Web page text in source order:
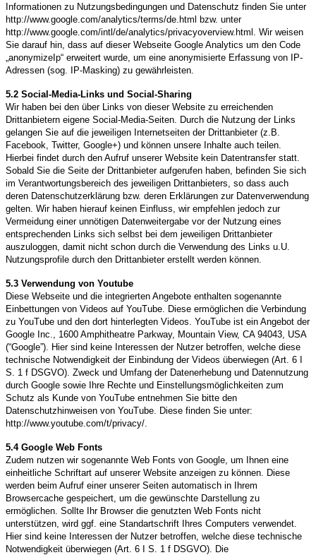
Informationen zu Nutzungsbedingungen und Datenschutz finden Sie unter
http://www.google.com/analytics/terms/de.html bzw. unter
http://www.google.com/intl/de/analytics/privacyoverview.html. Wir weisen
Sie darauf hin, dass auf dieser Webseite Google Analytics um den Code
„anonymizeIp“ erweitert wurde, um eine anonymisierte Erfassung von IP-
Adressen (sog. IP-Masking) zu gewährleisten.
5.2 Social-Media-Links und Social-Sharing
Wir haben bei den über Links von dieser Website zu erreichenden
Drittanbietern eigene Social-Media-Seiten. Durch die Nutzung der Links
gelangen Sie auf die jeweiligen Internetseiten der Drittanbieter (z.B.
Facebook, Twitter, Google+) und können unsere Inhalte auch teilen.
Hierbei findet durch den Aufruf unserer Website kein Datentransfer statt.
Sobald Sie die Seite der Drittanbieter aufgerufen haben, befinden Sie sich
im Verantwortungsbereich des jeweiligen Drittanbieters, so dass auch
deren Datenschutzerklärung bzw. deren Erklärungen zur Datenverwendung
gelten. Wir haben hierauf keinen Einfluss, wir empfehlen jedoch zur
Vermeidung einer unnötigen Datenweitergabe vor der Nutzung eines
entsprechenden Links sich selbst bei dem jeweiligen Drittanbieter
auszuloggen, damit nicht schon durch die Verwendung des Links u.U.
Nutzungsprofile durch den Drittanbieter erstellt werden können.
5.3 Verwendung von Youtube
Diese Webseite und die integrierten Angebote enthalten sogenannte
Einbettungen von Videos auf YouTube. Diese ermöglichen die Verbindung
zu YouTube und den dort hinterlegten Videos. YouTube ist ein Angebot der
Google Inc., 1600 Amphitheatre Parkway, Mountain View, CA 94043, USA
(“Google”). Hier sind keine Interessen der Nutzer betroffen, welche diese
technische Notwendigkeit der Einbindung der Videos überwiegen (Art. 6 I
S. 1 f DSGVO). Zweck und Umfang der Datenerhebung und Datennutzung
durch Google sowie Ihre Rechte und Einstellungsmöglichkeiten zum
Schutz als Kunde von YouTube entnehmen Sie bitte den
Datenschutzhinweisen von YouTube. Diese finden Sie unter:
http://www.youtube.com/t/privacy/.
5.4 Google Web Fonts
Zudem nutzen wir sogenannte Web Fonts von Google, um Ihnen eine
einheitliche Schriftart auf unserer Website anzeigen zu können. Diese
werden beim Aufruf einer unserer Seiten automatisch in Ihrem
Browsercache gespeichert, um die gewünschte Darstellung zu
ermöglichen. Sollte Ihr Browser die genutzten Web Fonts nicht
unterstützen, wird ggf. eine Standartschrift Ihres Computers verwendet.
Hier sind keine Interessen der Nutzer betroffen, welche diese technische
Notwendigkeit überwiegen (Art. 6 I S. 1 f DSGVO). Die